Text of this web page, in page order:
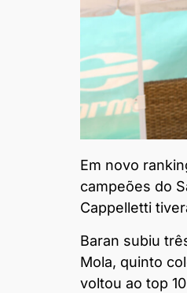
Em novo
campeões do
Cappelletti
Baran subiu
Mola, quinto
voltou ao top